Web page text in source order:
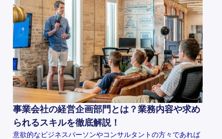
事業会社の経営企画部門とは？業務内容や求め
られるスキルを徹底解説！
意欲的なビジネスパーソンやコンサルタントの方々であれば